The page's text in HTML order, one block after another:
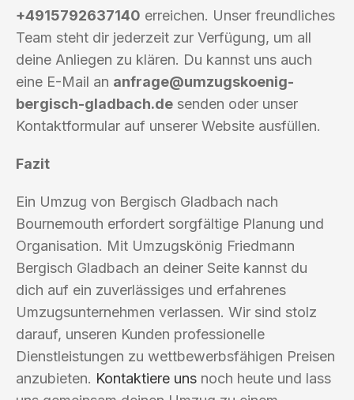
+4915792637140 erreichen. Unser freundliches
Team steht dir jederzeit zur Verfügung, um all
deine Anliegen zu klären. Du kannst uns auch
eine E-Mail an anfrage@umzugskoenig-
bergisch-gladbach.de senden oder unser
Kontaktformular auf unserer Website ausfüllen.
Fazit
Ein Umzug von Bergisch Gladbach nach
Bournemouth erfordert sorgfältige Planung und
Organisation. Mit Umzugskönig Friedmann
Bergisch Gladbach an deiner Seite kannst du
dich auf ein zuverlässiges und erfahrenes
Umzugsunternehmen verlassen. Wir sind stolz
darauf, unseren Kunden professionelle
Dienstleistungen zu wettbewerbsfähigen Preisen
anzubieten. Kontaktiere uns noch heute und lass